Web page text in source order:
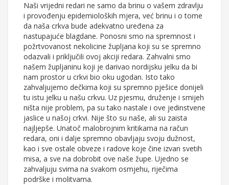
Naši vrijedni redari ne samo da brinu o vašem zdravlju
i provođenju epidemioloških mjera, već brinu i o tome
da naša crkva bude adekvatno uređena za
nastupajuće blagdane. Ponosni smo na spremnost i
požrtvovanost nekolicine župljana koji su se spremno
odazvali i priključili ovoj akciji redara. Zahvalni smo
našem župljaninu koji je darivao nordijsku jelku da bi
nam prostor u crkvi bio oku ugodan. Isto tako
zahvaljujemo dečkima koji su spremno pješice donijeli
tu istu jelku u našu crkvu. Uz pjesmu, druženje i smijeh
ništa nije problem, pa su tako nastale i ove jedinstvene
jaslice u našoj crkvi. Nije što su naše, ali su zaista
najljepše. Unatoč malobrojnim kritikama na račun
redara, oni i dalje spremno obavljaju svoju dužnost,
kao i sve ostale obveze i radove koje čine izvan svetih
misa, a sve na dobrobit ove naše župe. Ujedno se
zahvaljuju svima na svakom osmjehu, riječima
podrške i molitvama.